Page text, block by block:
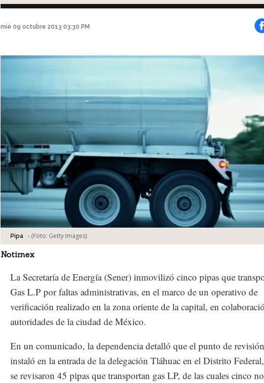
mié 09 octubre 2013 03:30 PM
Pipa - (Foto: Getty Images)
Notimex
La Secretaría de Energía (Sener) inmovilizó cinco pipas que
Gas L.P por faltas administrativas, en el marco de un operativo de
verificación realizado en la zona oriente de la capital, en
autoridades de la ciudad de México.
En un comunicado, la dependencia detalló que el punto de
instaló en la entrada de la delegación Tláhuac en el Distrito
se revisaron 45 pipas que transportan gas LP, de las cuales cinco no